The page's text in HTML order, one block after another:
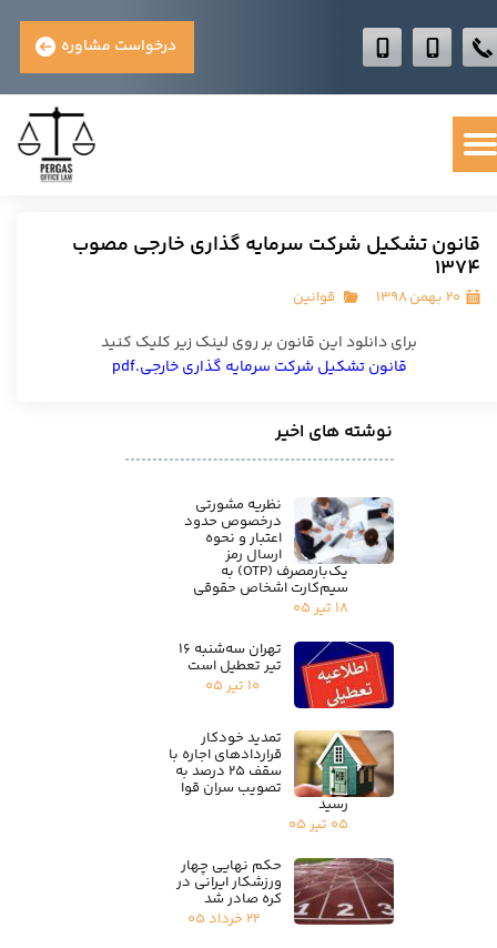
درخواست مشاوره
قانون تشکیل شرکت سرمایه گذاری خارجی مصوب
1374
۲۰ بهمن ۱۳۹۸ قوانین
برای دانلود این قانون بر روی لینک زیر کلیک کنید
قانون تشکیل شرکت سرمایه گذاری خارجی.pdf
نوشته های اخیر
نظریه مشورتی
درخصوص حدود
اعتبار و نحوه
ارسال رمز
یک‌بارمصرف (OTP) به
سیم‌کارت اشخاص حقوقی
۱۸ تیر ۰۵
تهران سه‌شنبه ۱۶
تیر تعطیل است
۱۰ تیر ۰۵
تمدید خودکار
قراردادهای اجاره با
سقف ۲۵ درصد به
تصویب سران قوا
رسید
۰۵ تیر ۰۵
حکم نهایی چهار
ورزشکار ایرانی در
کره صادر شد
۲۲ خرداد ۰۵